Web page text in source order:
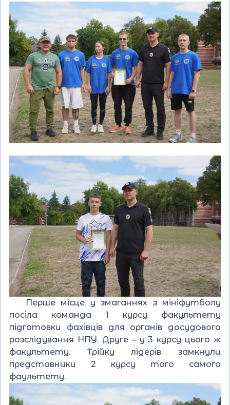
Перше місце у змаганнях з мініфутболу
посіла команда 1 курсу факультету
підготовки фахівців для органів досудового
розслідування НПУ. Друге – у 3 курсу цього ж
факультету. Трійку лідерів замкнули
представники 2 курсу того самого
фаультету.